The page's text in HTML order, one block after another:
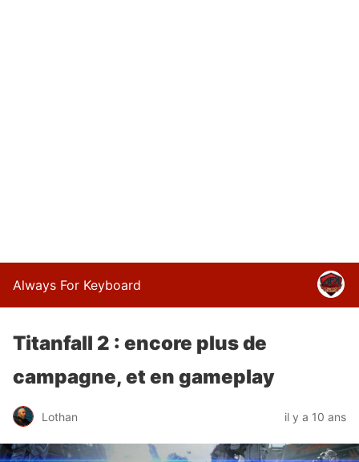
Always For Keyboard
Titanfall 2 : encore plus de
campagne, et en gameplay
Lothan il y a 10 ans